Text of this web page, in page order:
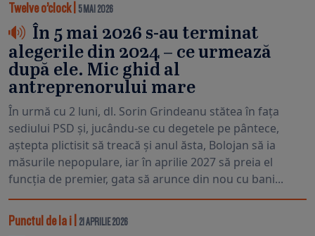
Twelve o’clock| 5 MAI 2026
În 5 mai 2026 s-au terminat
alegerile din 2024 – ce urmează
după ele. Mic ghid al
antreprenorului mare
În urmă cu 2 luni, dl. Sorin Grindeanu stătea în fața
sediului PSD și, jucându-se cu degetele pe pântece,
aștepta plictisit să treacă și anul ăsta, Bolojan să ia
măsurile nepopulare, iar în aprilie 2027 să preia el
funcția de premier, gata să arunce din nou cu bani...
Punctul de la i 21 APRILIE 2026